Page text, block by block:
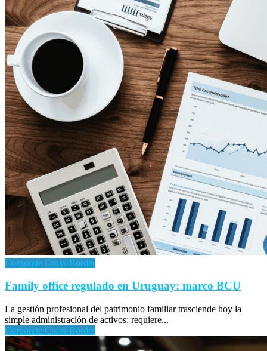
Corporate Cross-Border
Family office regulado en Uruguay: marco BCU
La gestión profesional del patrimonio familiar trasciende hoy la
simple administración de activos: requiere...
Corporate Cross-Border